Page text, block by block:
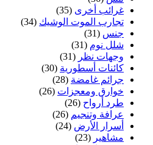
غرائب أخرى (35)
تجارب الموت الوشيك (34)
جنس (31)
شلل نوم (31)
وجهات نظر (31)
كائنات أسطورية (30)
جرائم غامضة (28)
خوارق ومعجزات (26)
طرد أرواح (26)
عرافة وتنجيم (26)
أسرار الأرض (24)
مشاهير (23)